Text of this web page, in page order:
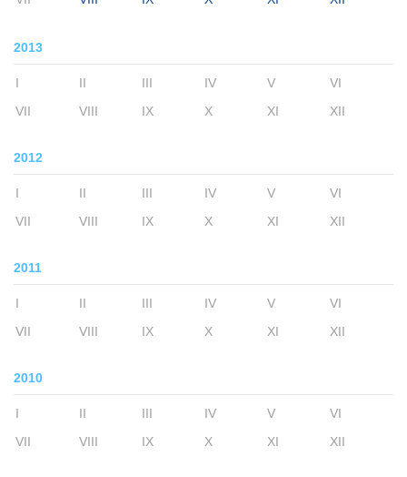
2013
I II III IV V
VI
VII
VIII IX X XI XII
2012
I II III IV V
VI
VII
VIII IX X XI XII
2011
I II III IV V
VI
VII
VIII IX X XI XII
2010
I II III IV V
VI
VII
VIII IX X XI XII